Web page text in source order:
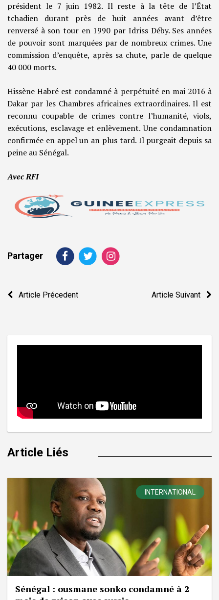
président le 7 juin 1982. Il reste à la tête de l’État
tchadien durant près de huit années avant d’être
renversé à son tour en 1990 par Idriss Déby. Ses années
de pouvoir sont marquées par de nombreux crimes. Une
commission d’enquête, après sa chute, parle de quelque
40 000 morts.
Hissène Habré est condamné à perpétuité en mai 2016 à
Dakar par les Chambres africaines extraordinaires. Il est
reconnu coupable de crimes contre l’humanité, viols,
exécutions, esclavage et enlèvement. Une condamnation
confirmée en appel un an plus tard. Il purgeait depuis sa
peine au Sénégal.
Avec RFI
Partager
Navigation
Article Précedent Article Suivant
Article Liés
INTERNATIONAL
Sénégal : ousmane sonko condamné à 2